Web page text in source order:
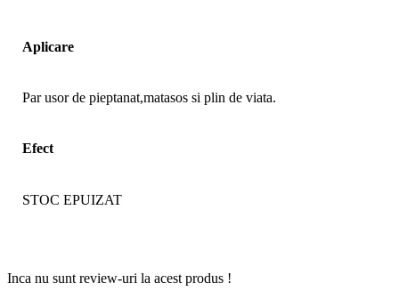
Aplicare
Par usor de pieptanat,matasos si plin de viata.
Efect
STOC EPUIZAT
Inca nu sunt review-uri la acest produs !